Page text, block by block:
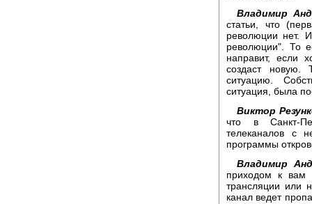
Владимир
статьи, что
революции нет.
революции". То
направит, если
создаст новую.
ситуацию.
ситуация, была
Виктор
что в Санкт-
телеканалов с
программы
Владимир
приходом к вам
трансляции или
канал ведет